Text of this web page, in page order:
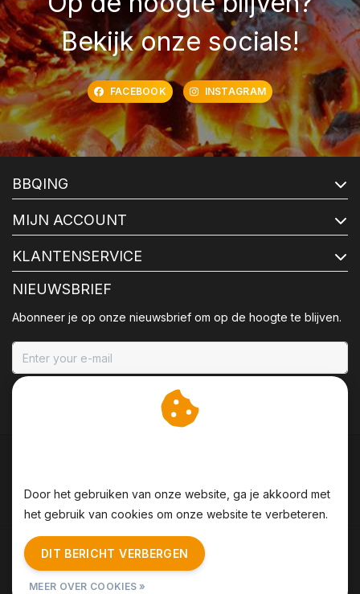
Bekijk onze socials!
FACEBOOK INSTAGRAM
BBQING
MIJN ACCOUNT
KLANTENSERVICE
NIEUWSBRIEF
Abonneer je op onze nieuwsbrief om op de hoogte te blijven.
Algemene voorwaarden | Disclaimer
Sitemap
| RSS Feed
Door het gebruiken van onze website, ga je akkoord met
het gebruik van cookies om onze website te verbeteren.
DIT BERICHT VERBERGEN
MEER OVER COOKIES »